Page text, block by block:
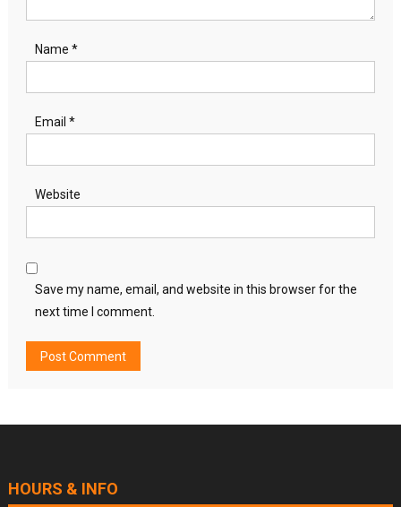
Name *
Email *
Website
Save my name, email, and website in this browser for the
next time I comment.
HOURS & INFO